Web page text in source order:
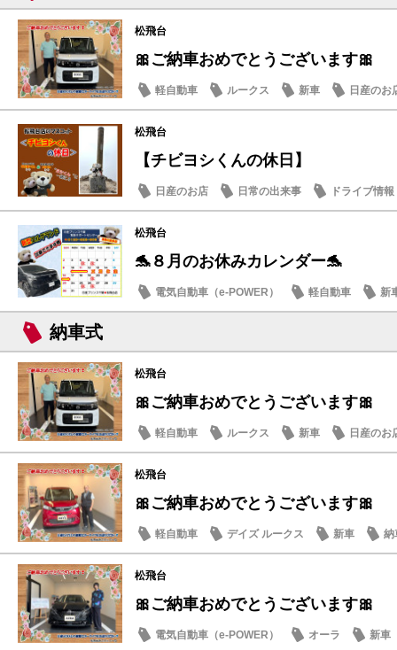
松飛台
🎀ご納車おめでとうございます🎀
軽自動車 ルークス 新車 日産のお
松飛台
【チビヨシくんの休日】
日産のお店 日常の出来事 ドライブ情報
松飛台
🐬８月のお休みカレンダー🐬
電気自動車（e-POWER） 軽自動車
新
日産のお店
納車式
松飛台
🎀ご納車おめでとうございます🎀
軽自動車 ルークス 新車 日産のお
松飛台
🎀ご納車おめでとうございます🎀
軽自動車 デイズ ルークス 新車 納
松飛台
🎀ご納車おめでとうございます🎀
電気自動車（e-POWER） オーラ 新車